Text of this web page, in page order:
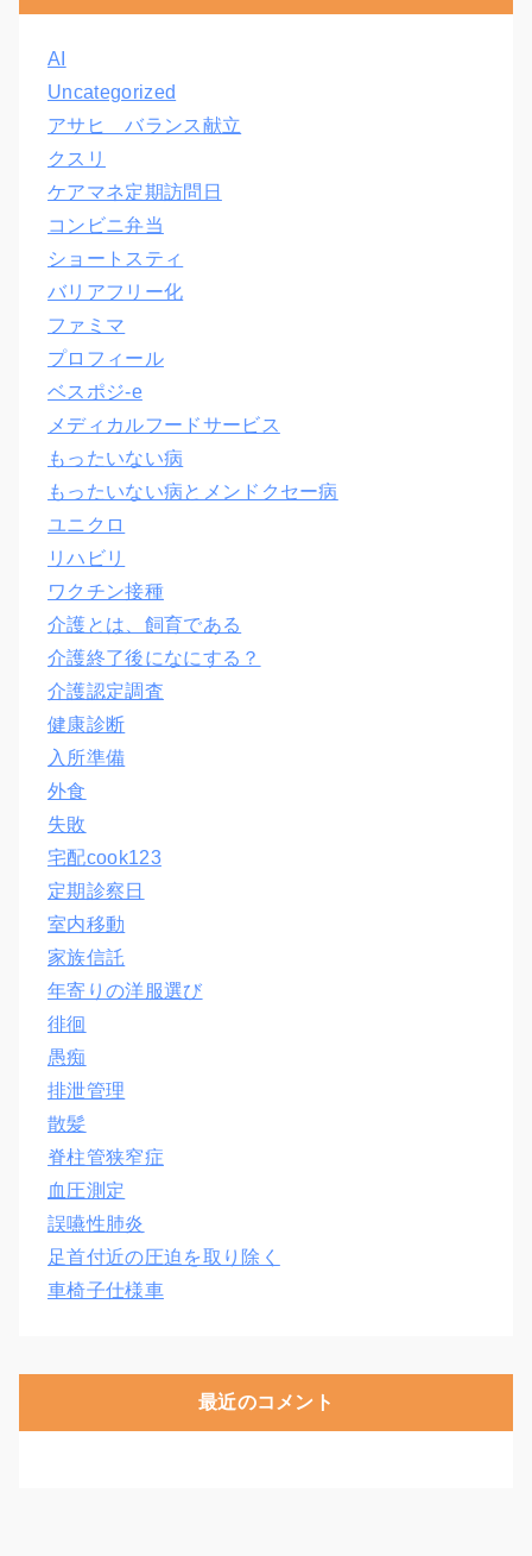
AI
Uncategorized
アサヒ バランス献立
クスリ
ケアマネ定期訪問日
コンビニ弁当
ショートスティ
バリアフリー化
ファミマ
プロフィール
ベスポジ-e
メディカルフードサービス
もったいない病
もったいない病とメンドクセー病
ユニクロ
リハビリ
ワクチン接種
介護とは、飼育である
介護終了後になにする？
介護認定調査
健康診断
入所準備
外食
失敗
宅配cook123
定期診察日
室内移動
家族信託
年寄りの洋服選び
徘徊
愚痴
排泄管理
散髪
脊柱管狭窄症
血圧測定
誤嚥性肺炎
足首付近の圧迫を取り除く
車椅子仕様車
最近のコメント